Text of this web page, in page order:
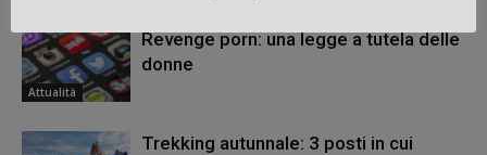
Attualità
Revenge porn: una legge a tutela delle
donne
Trekking autunnale: 3 posti in cui